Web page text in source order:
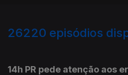
26220 episódios
14h PR pede atenção aos